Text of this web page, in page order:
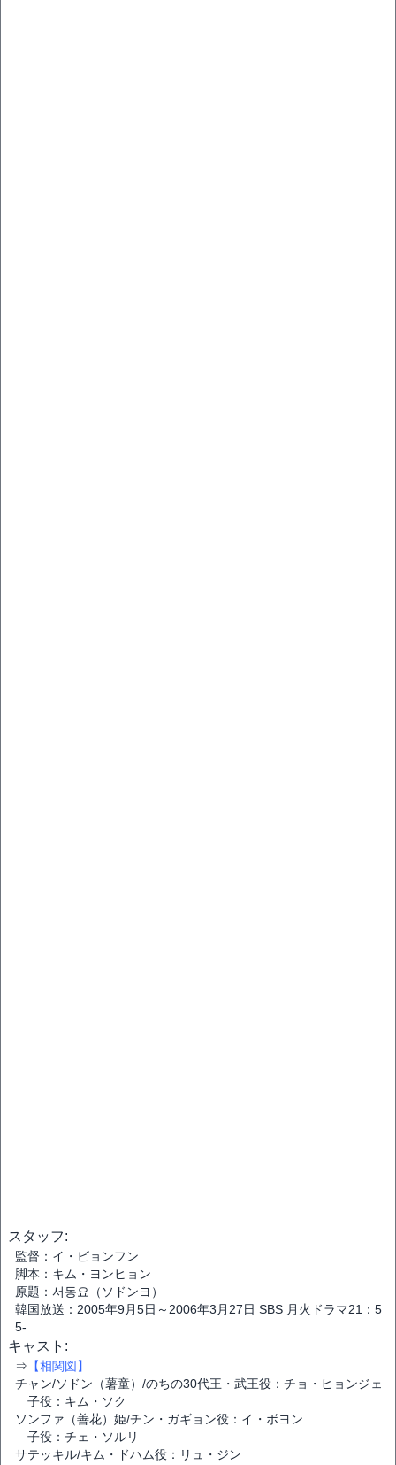
スタッフ:
監督：イ・ビョンフン
脚本：キム・ヨンヒョン
原題：서동요（ソドンヨ）
韓国放送：2005年9月5日～2006年3月27日 SBS 月火ドラマ21：5
5-
キャスト:
⇒ 【相関図】
チャン/ソドン（薯童）/のちの30代王・武王役：チョ・ヒョンジェ
子役：キム・ソク
ソンファ（善花）姫/チン・ガギョン役：イ・ボヨン
子役：チェ・ソルリ
サテッキル/キム・ドハム役：リュ・ジン